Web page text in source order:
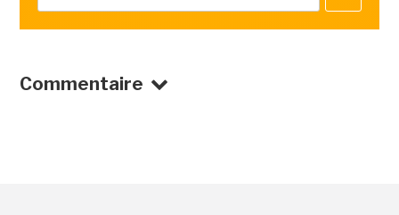
Commentaire